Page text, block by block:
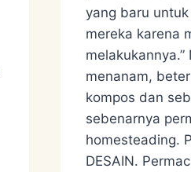
yang baru
mereka karena
menanam,
kompos dan
sebenarnya
homesteading.
DESAIN.